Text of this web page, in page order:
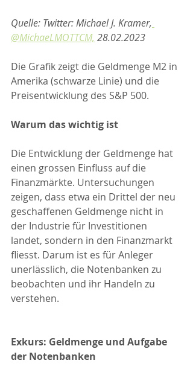
Quelle: Twitter: Michael J. Kramer,
@MichaeLMOTTCM, 28.02.2023
Die Grafik zeigt die Geldmenge M2 in
Amerika (schwarze Linie) und die
Preisentwicklung des S&P 500.
Warum das wichtig ist
Die Entwicklung der Geldmenge hat
einen grossen Einfluss auf die
Finanzmärkte. Untersuchungen
zeigen, dass etwa ein Drittel der neu
geschaffenen Geldmenge nicht in
der Industrie für Investitionen
landet, sondern in den Finanzmarkt
fliesst. Darum ist es für Anleger
unerlässlich, die Notenbanken zu
beobachten und ihr Handeln zu
verstehen.
Exkurs: Geldmenge und Aufgabe
der Notenbanken